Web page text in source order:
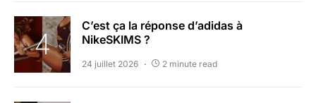
C’est ça la réponse d’adidas à
NikeSKIMS ?
24 juillet 2026 2 minute read